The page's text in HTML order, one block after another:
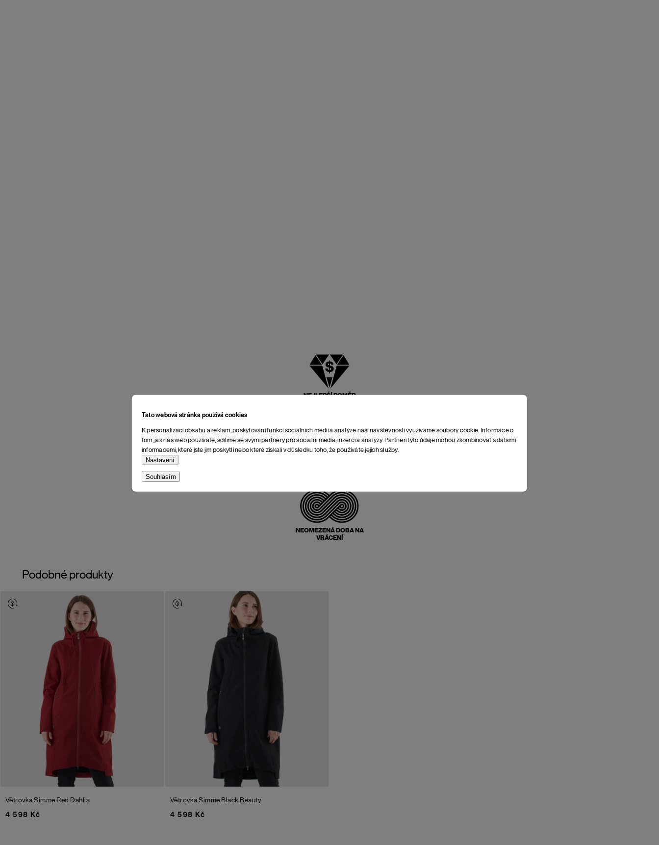
Tato webová stránka používá cookies
K personalizaci obsahu a reklam, poskytování funkcí sociálních médií a analýze naší návštěvnosti využíváme soubory cookie. Informace o
tom, jak náš web používáte, sdílíme se svými partnery pro sociální média, inzerci a analýzy. Partneři tyto údaje mohou zkombinovat s dalšími
informacemi, které jste jim poskytli nebo které získali v důsledku toho, že používáte jejich služby.
Nastavení
Souhlasím
NEJLEPŠÍ POMĚR
NEOMEZENÁ DOBA NA
VRÁCENÍ
Podobné produkty
Větrovka Simme Red Dahlia
4 598 Kč
Větrovka Simme Black Beauty
4 598 Kč